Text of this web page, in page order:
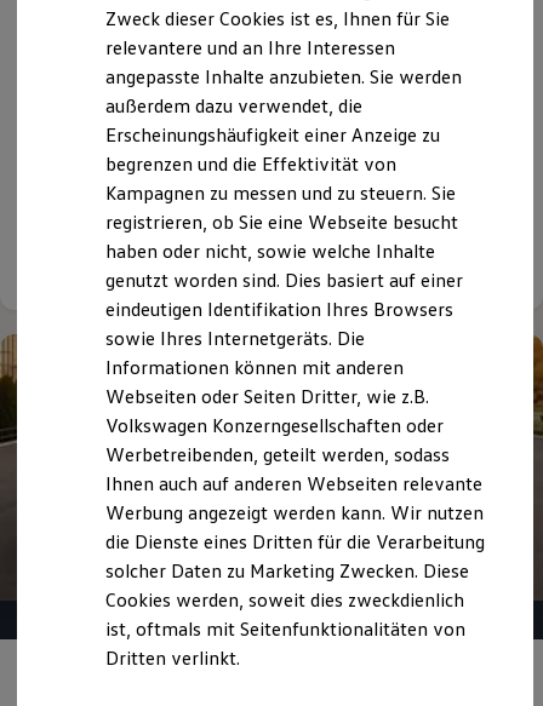
Kaufoptionen
E-Auto-Förderung
Software und Konnektivität
Die ID. Software 6
ID. Software Versionen und Updates
Digitale Extras
Schnittstellen zu Ihrem ID.
Hybridautos
Marke und Erlebnis
Volkswagen R und R Experience
R-Modelle
R Experience
Driving Experience
Volkswagen entdecken
Werkbesichtigung
Lifestyle Shop
T-Roc Kollektion
Golf Kollektion
ID. Kollektion
Volkswagen Kollektion
R-Kollektion
GTI Kollektion
Fußball Drop
we drive football
#wedriveproud
Besitzer und Service
Software Updates
Service und Ersatzteile
Angebot gültig bis 30.09.2026
Der neue ID. Polo
ID. Polo Life ab 149,00 €mtl. leasen für Privatkunden |
6.000,00 €Sonderzahlung | 36 Monate Laufzeit |
Jährliche Fahrleistung: 10.000 km
Details ansehen
Zweck dieser Cookies ist es, Ihnen für Sie
relevantere und an Ihre Interessen
angepasste Inhalte anzubieten. Sie werden
außerdem dazu verwendet, die
Erscheinungshäufigkeit einer Anzeige zu
begrenzen und die Effektivität von
Kampagnen zu messen und zu steuern. Sie
registrieren, ob Sie eine Webseite besucht
haben oder nicht, sowie welche Inhalte
genutzt worden sind. Dies basiert auf einer
eindeutigen Identifikation Ihres Browsers
sowie Ihres Internetgeräts. Die
Informationen können mit anderen
Webseiten oder Seiten Dritter, wie z.B.
Volkswagen Konzerngesellschaften oder
Werbetreibenden, geteilt werden, sodass
Ihnen auch auf anderen Webseiten relevante
Werbung angezeigt werden kann. Wir nutzen
die Dienste eines Dritten für die Verarbeitung
solcher Daten zu Marketing Zwecken. Diese
Cookies werden, soweit dies zweckdienlich
ist, oftmals mit Seitenfunktionalitäten von
Dritten verlinkt.